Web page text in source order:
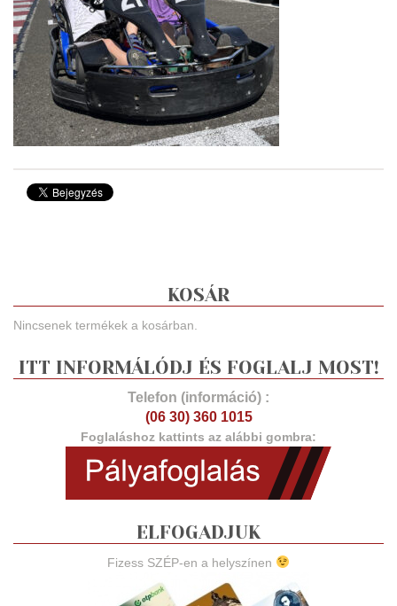
KOSÁR
Nincsenek termékek a kosárban.
ITT INFORMÁLÓDJ ÉS FOGLALJ MOST!
Telefon (információ) :
(06 30) 360 1015
Foglaláshoz kattints az alábbi gombra:
ELFOGADJUK
Fizess SZÉP-en a helyszínen